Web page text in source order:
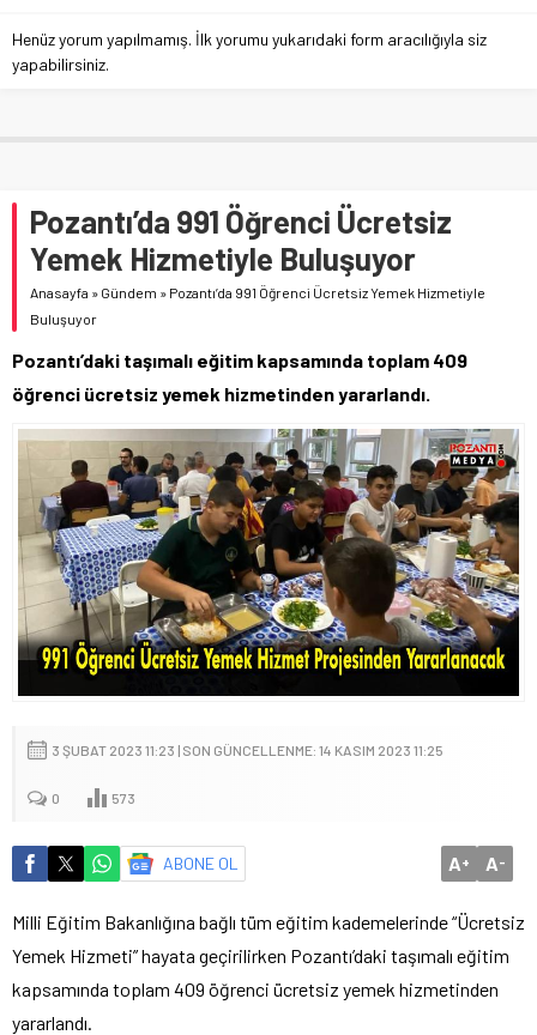
Henüz yorum yapılmamış. İlk yorumu yukarıdaki form aracılığıyla siz
yapabilirsiniz.
Pozantı’da 991 Öğrenci Ücretsiz
Yemek Hizmetiyle Buluşuyor
Anasayfa » Gündem » Pozantı’da 991 Öğrenci Ücretsiz Yemek Hizmetiyle
Buluşuyor
Pozantı’daki taşımalı eğitim kapsamında toplam 409
öğrenci ücretsiz yemek hizmetinden yararlandı.
3 ŞUBAT 2023 11:23 | SON GÜNCELLENME: 14 KASIM 2023 11:25
0 573
ABONE OL A+ A-
Milli Eğitim Bakanlığına bağlı tüm eğitim kademelerinde “Ücretsiz
Yemek Hizmeti” hayata geçirilirken Pozantı’daki taşımalı eğitim
kapsamında toplam 409 öğrenci ücretsiz yemek hizmetinden
yararlandı.